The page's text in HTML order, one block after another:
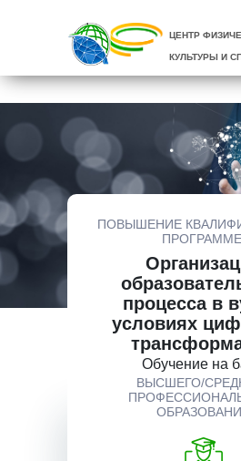
ЦЕНТР
КУЛЬТУРЫ И
ПОВЫШЕНИЕ
процесса в
условиях
Обучение на
ВЫСШЕГО/
Описание